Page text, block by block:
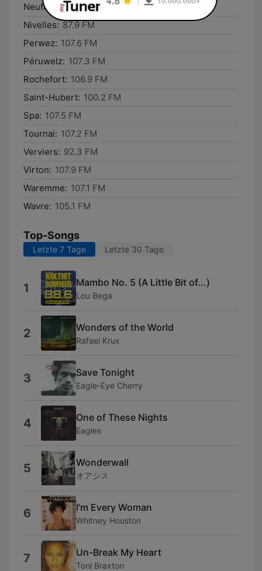
Neufchâteau: 107.0 FM
Nivelles: 87.9 FM
Perwez: 107.6 FM
Péruwelz: 107.3 FM
Rochefort: 106.9 FM
Saint-Hubert: 100.2 FM
Spa: 107.5 FM
Tournai: 107.2 FM
Verviers: 92.3 FM
Virton: 107.9 FM
Waremme: 107.1 FM
Wavre: 105.1 FM
Top-Songs
Letzte 7 Tage Letzte 30 Tage
1 Mambo No. 5 (A Little Bit of...)
Lou Bega
2 Wonders of the World
Rafael Krux
3 Save Tonight
Eagle-Eye Cherry
4 One of These Nights
Eagles
5 Wonderwall
オアシス
6 I'm Every Woman
Whitney Houston
7 Un-Break My Heart
Toni Braxton